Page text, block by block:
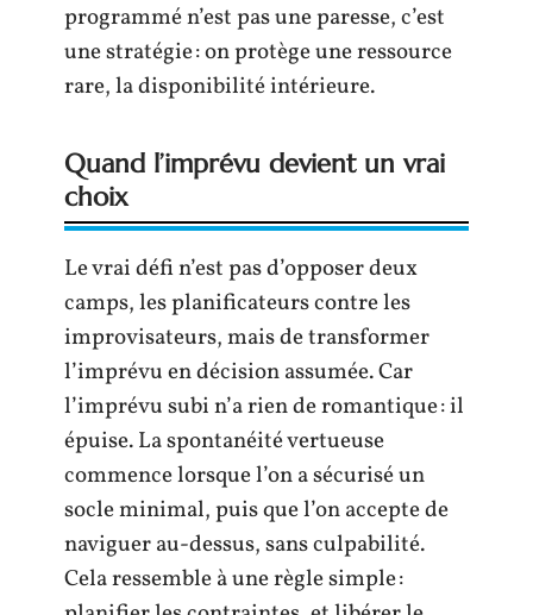
programmé n’est pas une paresse, c’est
une stratégie : on protège une ressource
rare, la disponibilité intérieure.
Quand l’imprévu devient un vrai
choix
Le vrai défi n’est pas d’opposer deux
camps, les planificateurs contre les
improvisateurs, mais de transformer
l’imprévu en décision assumée. Car
l’imprévu subi n’a rien de romantique : il
épuise. La spontanéité vertueuse
commence lorsque l’on a sécurisé un
socle minimal, puis que l’on accepte de
naviguer au-dessus, sans culpabilité.
Cela ressemble à une règle simple :